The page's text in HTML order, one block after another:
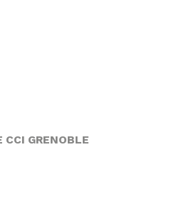
CCI GRENOBLE